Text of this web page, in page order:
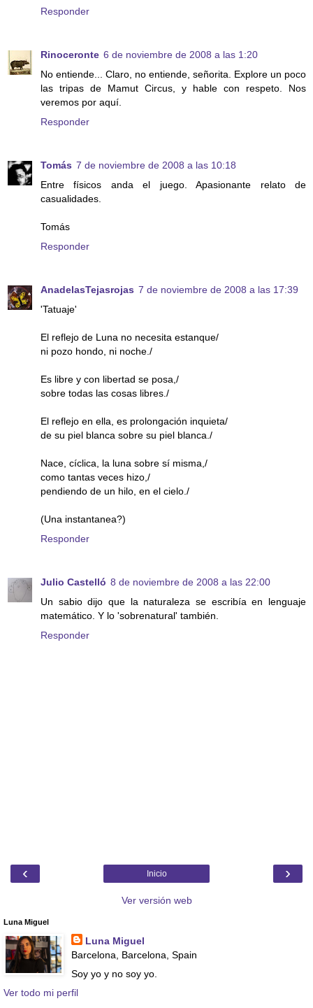
Responder
Rinoceronte 6 de noviembre de 2008 a las 1:20
No entiende... Claro, no entiende, señorita. Explore un poco
las tripas de Mamut Circus, y hable con respeto. Nos
veremos por aquí.
Responder
Tomás 7 de noviembre de 2008 a las 10:18
Entre físicos anda el juego. Apasionante relato de
casualidades.
Tomás
Responder
AnadelasTejasrojas 7 de noviembre de 2008 a las 17:39
'Tatuaje'
El reflejo de Luna no necesita estanque/
ni pozo hondo, ni noche./
Es libre y con libertad se posa,/
sobre todas las cosas libres./
El reflejo en ella, es prolongación inquieta/
de su piel blanca sobre su piel blanca./
Nace, cíclica, la luna sobre sí misma,/
como tantas veces hizo,/
pendiendo de un hilo, en el cielo./
(Una instantanea?)
Responder
Julio Castelló 8 de noviembre de 2008 a las 22:00
Un sabio dijo que la naturaleza se escribía en lenguaje
matemático. Y lo 'sobrenatural' también.
Responder
‹ ›
Inicio
Ver versión web
Luna Miguel
Luna Miguel
Barcelona, Barcelona, Spain
Soy yo y no soy yo.
Ver todo mi perfil